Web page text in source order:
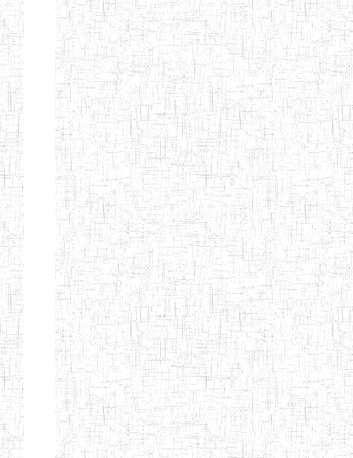
ENIET PRIVEE DE
L'OUEST
17/04/2014 ENIET
ENIET LE
NORMALIEN
CITOYEN
30/10/2014 ENIET
ENIEG PRIVEE
L'ARCHE DES
PHOTONS
04/08/2010 ENIEG
ECOLE DE
FORMATION
DES
INSTITUTEURS
ST ANDRE
30/11/2004 ENIEG
ENIEG PRIVEE
LAIQUE
PEKEKUE
04/06/2015 ENIEG